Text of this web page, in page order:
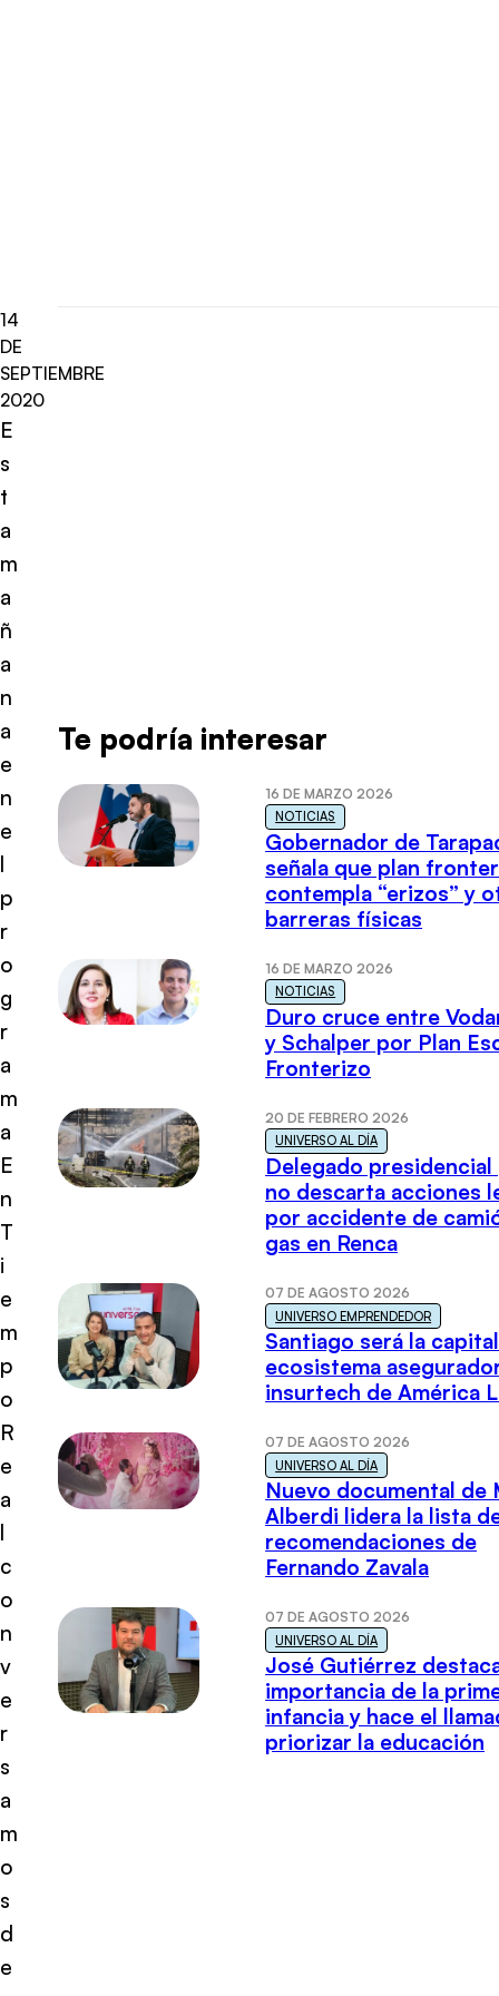
14
DE
SEPTIEMBRE
2020
E
s
t
a
m
a
ñ
a
n
a
e
n
e
l
p
r
o
g
r
a
m
a
E
n
T
i
e
m
p
o
R
e
a
l
c
o
n
v
e
r
s
a
m
o
s
d
e
Te podría interesar
16 DE MARZO 2026
NOTICIAS
Gobernador de
señala que plan
contempla “erizos” y
barreras físicas
16 DE MARZO 2026
NOTICIAS
Duro cruce entre
y Schalper por Plan
Fronterizo
20 DE FEBRERO 2026
UNIVERSO AL DÍA
Delegado presidencial
no descarta acciones
por accidente de
gas en Renca
07 DE AGOSTO 2026
UNIVERSO EMPRENDEDOR
Santiago será la
ecosistema
insurtech de América
07 DE AGOSTO 2026
UNIVERSO AL DÍA
Nuevo documental de
Alberdi lidera la lista
recomendaciones de
Fernando Zavala
07 DE AGOSTO 2026
UNIVERSO AL DÍA
José Gutiérrez
importancia de la
infancia y hace el
priorizar la educación